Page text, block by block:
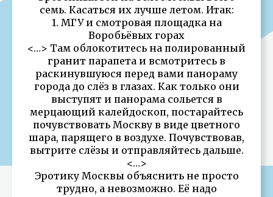
семь. Касаться их лучше летом. Итак:
1. МГУ и смотровая площадка на
Воробьёвых горах
<…> Там облокотитесь на полированный
гранит парапета и всмотритесь в
раскинувшуюся перед вами панораму
города до слёз в глазах. Как только они
выступят и панорама сольется в
мерцающий калейдоскоп, постарайтесь
почувствовать Москву в виде цветного
шара, парящего в воздухе. Почувствовав,
вытрите слёзы и отправляйтесь дальше.
<…>
Эротику Москвы объяснить не просто
трудно, а невозможно. Её надо